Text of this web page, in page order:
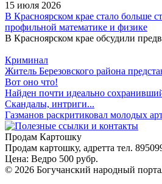
15 июля 2026
В Красноярском крае стало больше
профильной математике и физике
В Красноярском крае обсудили
Криминал
Житель Березовского района
Вот оно что!
Найден почти идеально
Скандалы, интриги...
Газманов раскритиковал молодых
Продам Картошку
Продам картошку, адретта тел.
Цена: Ведро 500 рубр.
© 2026 Богучанский народный